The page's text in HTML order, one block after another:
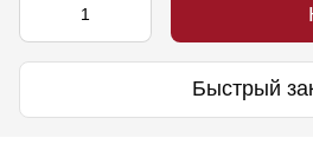
Быстрый